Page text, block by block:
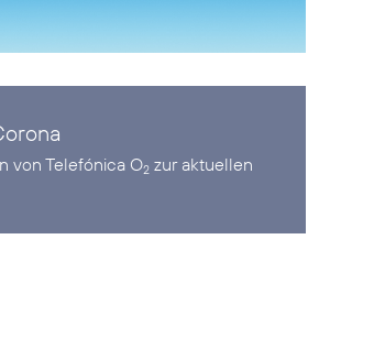
von Telefónica O2 zur aktuellen